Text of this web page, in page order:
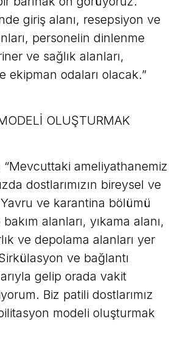
giriş alanı, resepsiyon ve
personelin dinlenme
ve sağlık alanları,
ekipman odaları olacak.”
OLUŞTURMAK
ameliyathanemiz
dostlarımızın bireysel ve
ve karantina bölümü
alanları, yıkama alanı,
ve depolama alanları yer
ve bağlantı
gelip orada vakit
Biz patili dostlarımız
modeli oluşturmak